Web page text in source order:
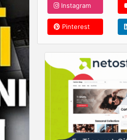
Instagram
Pinterest